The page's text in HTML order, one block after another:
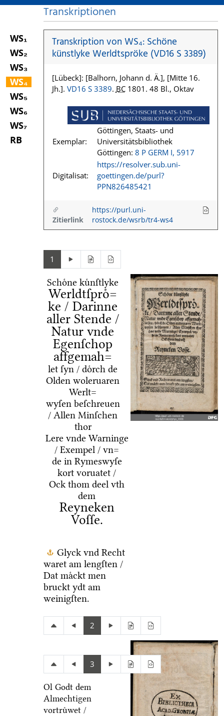
WS₁
WS₂
WS₃
WS₄
WS₅
WS₆
WS₇
RB
Transkriptionen
Transkription von WS₄: Schöne
künstlyke Werldtspröke (VD16 S 3389)
[Lübeck]: [Balhorn, Johann d. Ä.], [Mitte 16.
Jh.]. VD16 S 3389. BC1801. 48 Bl., Oktav
Exemplar:
Göttingen, Staats- und
Universitätsbibliothek
Göttingen: 8 P GERM I, 5917
Digitalisat:
https://resolver.sub.uni-
goettingen.de/purl?
PPN826485421
Zitierlink
https://purl.uni-
rostock.de/wsrb/tr4-ws4
1
Schoͤne kuͤnſtlyke
Werldtſproͤ=
ke / Darinne
aller Stende /
Natur vnde
Egenſchop
affgemah=
let ſyn / doͤrch de
Olden woleruaren
Werlt=
wyſen beſchreuen
/ Allen Minſchen
thor
Lere vnde Warninge
/ Exempel / vn=
de in Rymeswyſe
kort voruatet /
Ock thom deel vth
dem
Reyneken
Voſſe.
Glyck vnd Recht
waret am lengſten /
Dat maͤckt men
bruckt ydt am
weinigſten.
2
3
Ol Godt dem
Almechtigen
vortruͤwet /